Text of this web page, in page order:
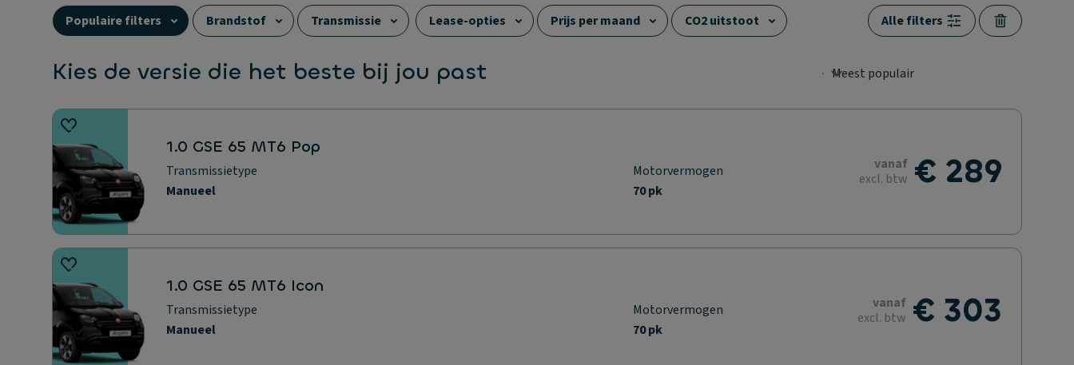
Populaire filters Brandstof Transmissie Lease-opties Prijs per maand
CO2 uitstoot
Alle filters
Kies de versie die het beste bij jou past
1.0 GSE 65 MT6 Pop
Transmissietype
Manueel
Motorvermogen
70 pk
€ 289
vanaf
excl. btw
1.0 GSE 65 MT6 Icon
Transmissietype
Manueel
Motorvermogen
70 pk
€ 303
vanaf
excl. btw